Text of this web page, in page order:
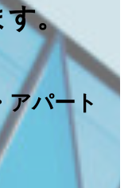
。
アパート